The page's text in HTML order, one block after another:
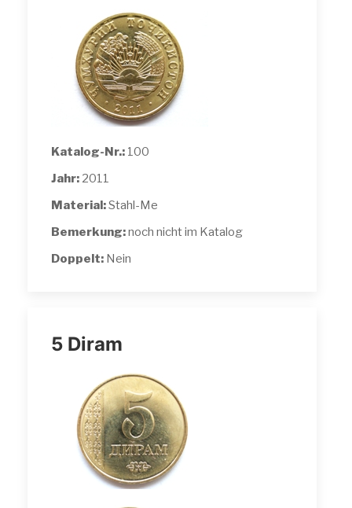
Katalog-Nr.: 100
Jahr: 2011
Material:Stahl-Me
Bemerkung:noch nicht im Katalog
Doppelt: Nein
5 Diram